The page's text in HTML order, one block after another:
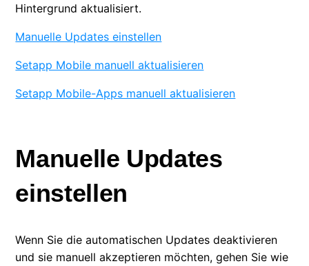
Hintergrund aktualisiert.
Manuelle Updates einstellen
Setapp Mobile manuell aktualisieren
Setapp Mobile-Apps manuell aktualisieren
Manuelle Updates
einstellen
Wenn Sie die automatischen Updates deaktivieren
und sie manuell akzeptieren möchten, gehen Sie wie